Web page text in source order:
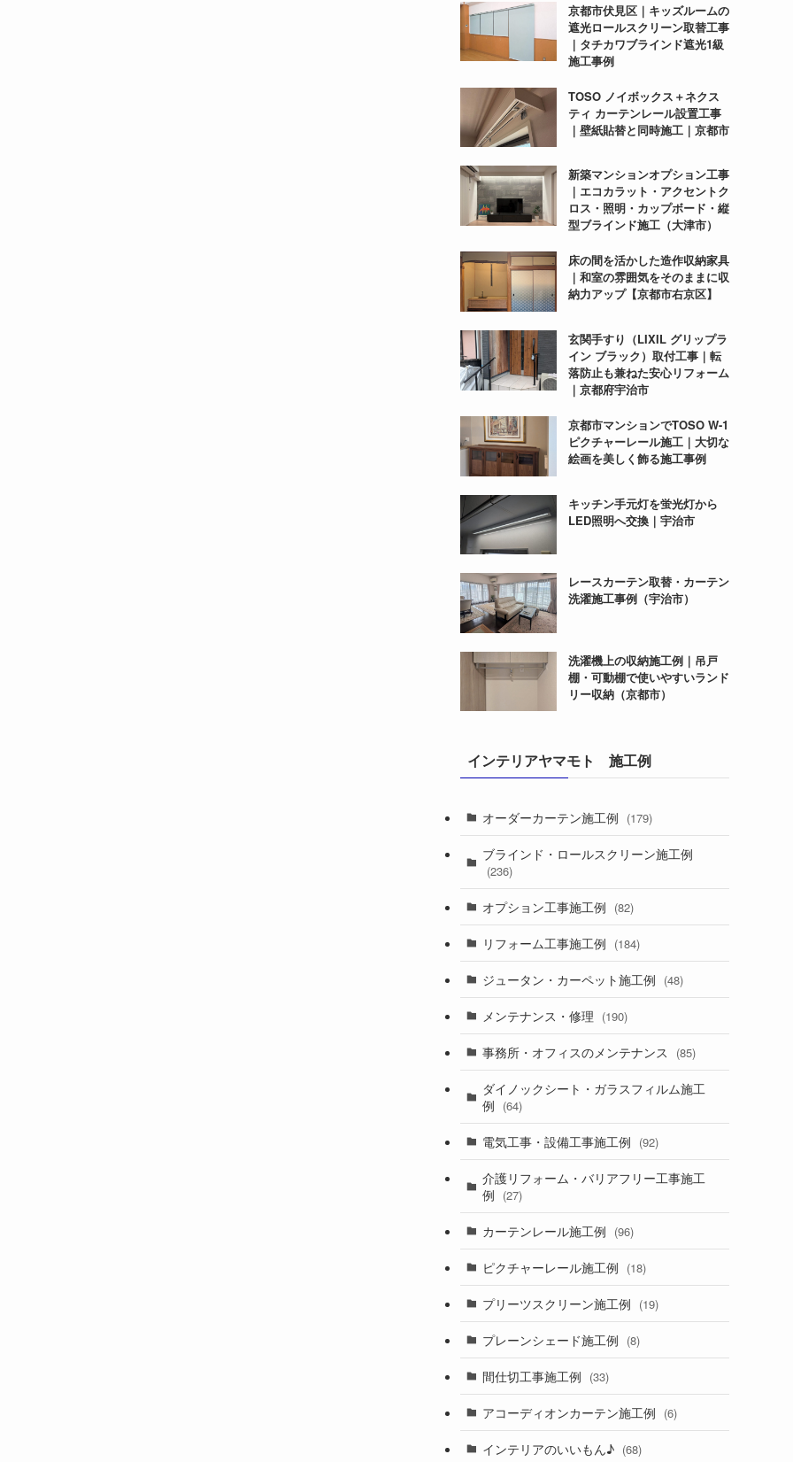
京都市伏見区｜キッズルームの
遮光ロールスクリーン取替工事
｜タチカワブラインド遮光1級
施工事例
TOSO ノイボックス＋ネクス
ティ カーテンレール設置工事
｜壁紙貼替と同時施工｜京都市
新築マンションオプション工事
｜エコカラット・アクセントク
ロス・照明・カップボード・縦
型ブラインド施工（大津市）
床の間を活かした造作収納家具
｜和室の雰囲気をそのままに収
納力アップ【京都市右京区】
玄関手すり（LIXIL グリップラ
イン ブラック）取付工事｜転
落防止も兼ねた安心リフォーム
｜京都府宇治市
京都市マンションでTOSO W-1
ピクチャーレール施工｜大切な
絵画を美しく飾る施工事例
キッチン手元灯を蛍光灯から
LED照明へ交換｜宇治市
レースカーテン取替・カーテン
洗濯施工事例（宇治市）
洗濯機上の収納施工例｜吊戸
棚・可動棚で使いやすいランド
リー収納（京都市）
インテリアヤマモト 施工例
オーダーカーテン施工例 (179)
ブラインド・ロールスクリーン施工例
(236)
オプション工事施工例 (82)
リフォーム工事施工例 (184)
ジュータン・カーペット施工例 (48)
メンテナンス・修理 (190)
事務所・オフィスのメンテナンス (85)
ダイノックシート・ガラスフィルム施工
例 (64)
電気工事・設備工事施工例 (92)
介護リフォーム・バリアフリー工事施工
例 (27)
カーテンレール施工例 (96)
ピクチャーレール施工例 (18)
プリーツスクリーン施工例 (19)
プレーンシェード施工例 (8)
間仕切工事施工例 (33)
アコーディオンカーテン施工例 (6)
インテリアのいいもん♪ (68)